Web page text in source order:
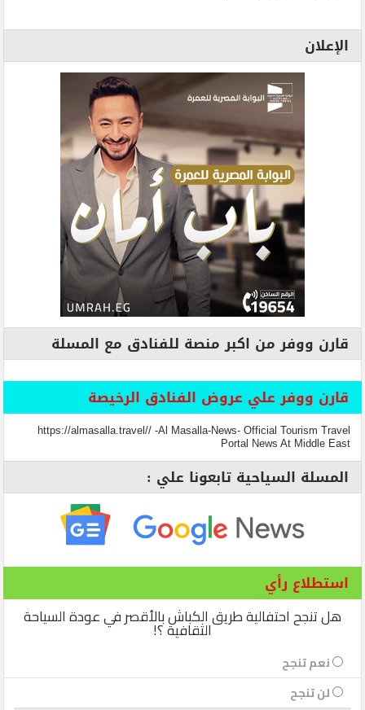
الإعلان
قارن ووفر من اكبر منصة للفنادق مع المسلة
قارن ووفر علي عروض الفنادق الرخيصة
https://almasalla.travel// -Al Masalla-News- Official Tourism Travel
Portal News At Middle East
المسلة السياحية تابعونا علي :
استطلاع رأي
هل تنجح احتفالية طريق الكباش بالأقصر في عودة السياحة
الثقافية ؟!
نعم تنجح
لن تنجح